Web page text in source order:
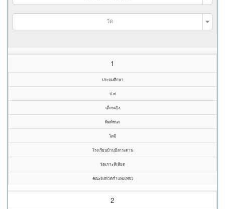
วัด
1
ประถมศึกษา
ป.๔
เด็กหญิง
พิมพ์ชนก
โตมี
โรงเรียนบ้านบึงกระดาน
วัดเกาะสีเสียด
คณะจังหวัดกำแพงเพชร
2